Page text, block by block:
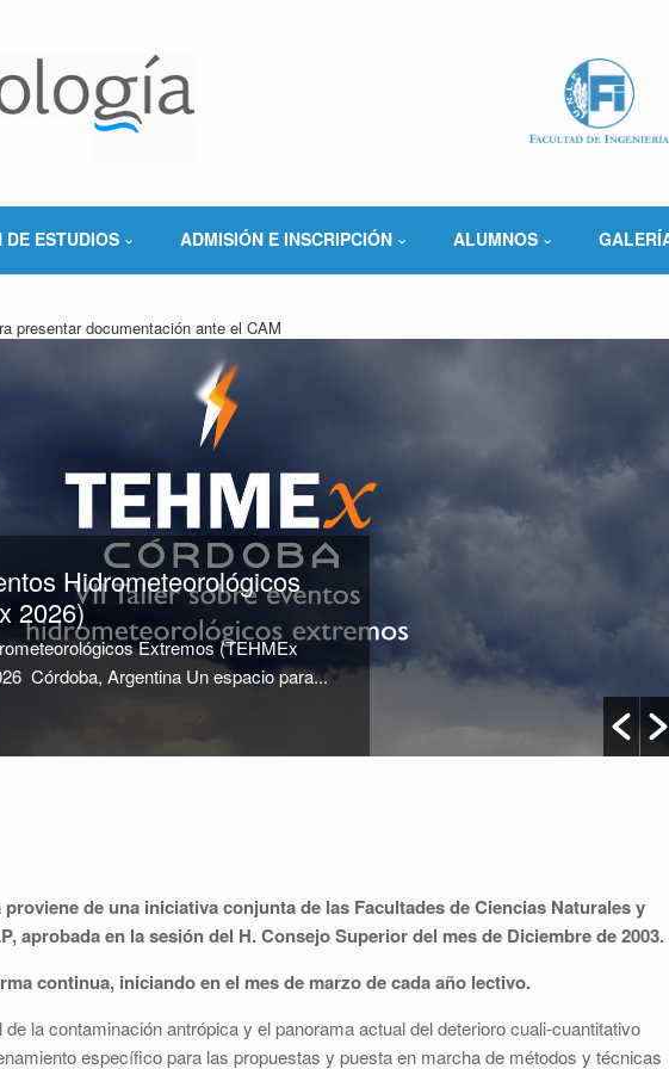
DE ESTUDIOS ADMISIÓN E INSCRIPCIÓN ALUMNOS
presentar documentación ante el CAM
Hidrometeorológicos
2026)
Extremos (TEHMEx
Córdoba, Argentina Un espacio para...
de una iniciativa conjunta de las Facultades de Ciencias Naturales y
aprobada en la sesión del H. Consejo Superior del mes de Diciembre de 2003.
continua, iniciando en el mes de marzo de cada año lectivo.
la contaminación antrópica y el panorama actual del deterioro cuali-cuantitativo
específico para las propuestas y puesta en marcha de métodos y técnicas